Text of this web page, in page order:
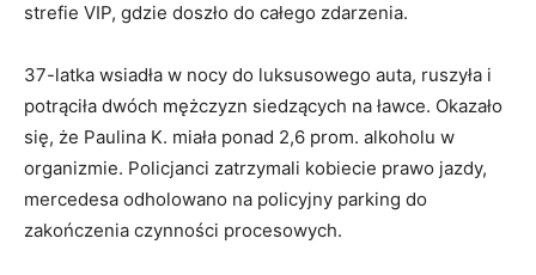
strefie VIP, gdzie doszło do całego zdarzenia.
37-latka wsiadła w nocy do luksusowego auta, ruszyła i
potrąciła dwóch mężczyzn siedzących na ławce. Okazało
się, że Paulina K. miała ponad 2,6 prom. alkoholu w
organizmie. Policjanci zatrzymali kobiecie prawo jazdy,
mercedesa odholowano na policyjny parking do
zakończenia czynności procesowych.